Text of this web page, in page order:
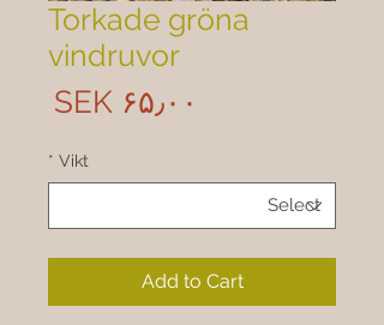
Torkade gröna
vindruvor
‎SEK ۶۵٫۰۰
Vikt
*
Add to Cart